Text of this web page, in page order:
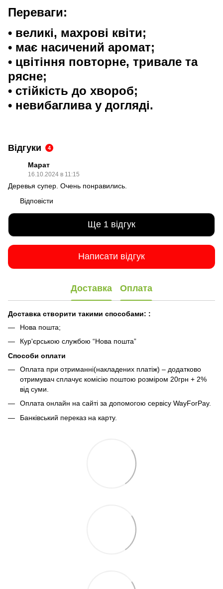
Переваги:
• великі, махрові квіти;
• має насичений аромат;
• цвітіння повторне, тривале та
рясне;
• стійкість до хвороб;
• невибаглива у догляді.
Відгуки 4
Марат
16.10.2024 в 11:15
Деревья супер. Очень понравились.
Відповісти
Ще 1 відгук
Написати відгук
Доставка Оплата
Доставка створити такими способами: :
Нова пошта;
Кур'єрською службою “Нова пошта”
Способи оплати
Оплата при отриманні(накладених платіж) – додатково
отримувач сплачує комісію поштою розміром 20грн + 2%
від суми.
Оплата онлайн на сайті за допомогою сервісу WayForPay.
Банківський переказ на карту.